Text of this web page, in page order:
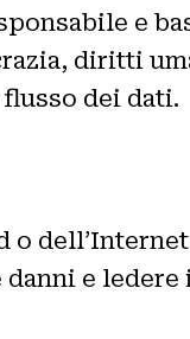
e
diritti
dei dati.
danni e